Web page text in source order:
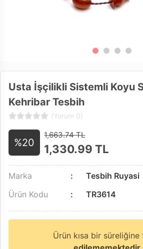
Usta İşçilikli Sistemli Koyu
Kehribar Tesbih
(Yorum 0)
%20
1,663.74 TL
1,330.99 TL
Marka
Tesbih Ruyasi
Ürün Kodu
TR3614
Ürün kısa bir süreliğine